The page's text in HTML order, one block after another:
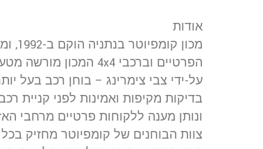
אודות
בדיקות מקיפות ואמינות לפני קניית
ונותן מענה ללקוחות פרטיים מרחבי
צוות הבוחנים של קומפיוטר מחזיק